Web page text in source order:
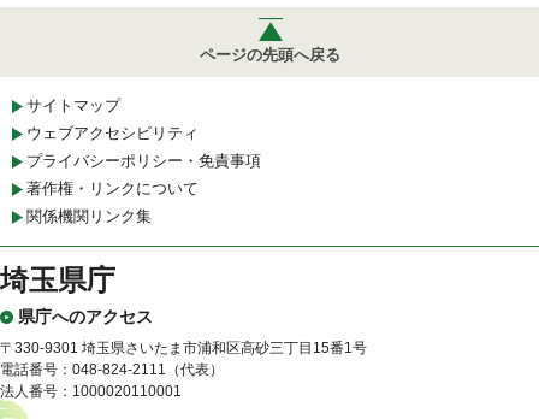
ページの先頭へ戻る
サイトマップ
ウェブアクセシビリティ
プライバシーポリシー・免責事項
著作権・リンクについて
関係機関リンク集
埼玉県庁
県庁へのアクセス
〒330-9301 埼玉県さいたま市浦和区高砂三丁目15番1号
電話番号：048-824-2111（代表）
法人番号：1000020110001